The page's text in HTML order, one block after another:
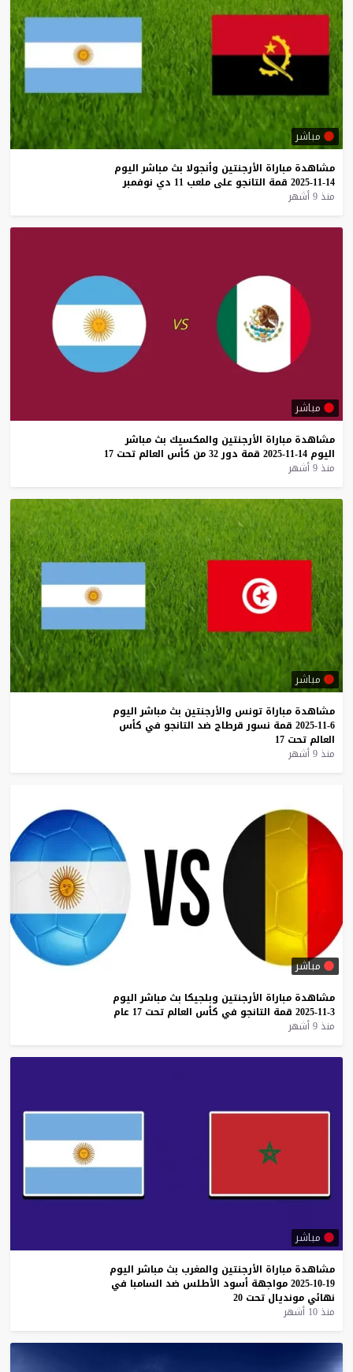
مباشر
مشاهدة مباراة الأرجنتين وأنجولا بث مباشر اليوم
14-11-2025
قمة التانجو على ملعب 11 دي نوفمبر
منذ 9 أشهر
مباشر
مشاهدة مباراة الأرجنتين والمكسيك بث مباشر
اليوم 14-11-2025 قمة دور32 من كأس العالم تحت 17
منذ 9 أشهر
مباشر
مشاهدة مباراة تونس والأرجنتين بث مباشر اليوم
6-11-2025
قمة نسور قرطاج ضد التانجو في كأس
العالم تحت 17
منذ 9 أشهر
مباشر
مشاهدة مباراة الأرجنتين وبلجيكا بث مباشر اليوم
3-11-2025
قمة التانجو في كأس العالم تحت 17 عام
منذ 9 أشهر
مباشر
مشاهدة مباراة الأرجنتين والمغرب بث مباشر اليوم
19-10-2025
مواجهة أسود الأطلس ضد السامبا في
نهائي مونديال تحت 20
منذ 10 أشهر